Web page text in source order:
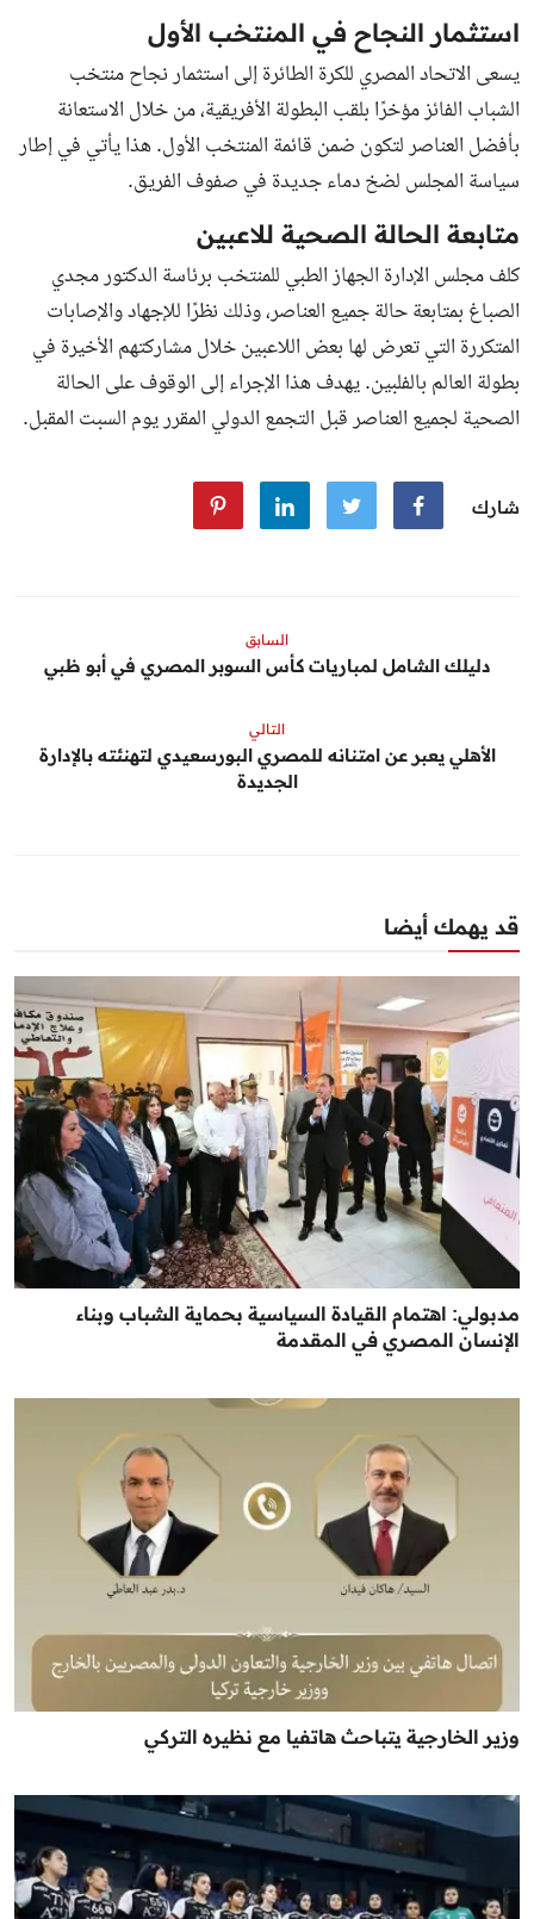
استثمار النجاح في المنتخب الأول
يسعى الاتحاد المصري للكرة الطائرة إلى استثمار نجاح منتخب
الشباب الفائز مؤخرًا بلقب البطولة الأفريقية، من خلال الاستعانة
بأفضل العناصر لتكون ضمن قائمة المنتخب الأول. هذا يأتي في إطار
سياسة المجلس لضخ دماء جديدة في صفوف الفريق.
متابعة الحالة الصحية للاعبين
كلف مجلس الإدارة الجهاز الطبي للمنتخب برئاسة الدكتور مجدي
الصباغ بمتابعة حالة جميع العناصر، وذلك نظرًا للإجهاد والإصابات
المتكررة التي تعرض لها بعض اللاعبين خلال مشاركتهم الأخيرة في
بطولة العالم بالفلبين. يهدف هذا الإجراء إلى الوقوف على الحالة
الصحية لجميع العناصر قبل التجمع الدولي المقرر يوم السبت المقبل.
شارك
السابق
دليلك الشامل لمباريات كأس السوبر المصري في أبو ظبي
التالي
الأهلي يعبر عن امتنانه للمصري البورسعيدي لتهنئته بالإدارة
الجديدة
قد يهمك أيضا
مدبولي: اهتمام القيادة السياسية بحماية الشباب وبناء
الإنسان المصري في المقدمة
وزير الخارجية يتباحث هاتفيا مع نظيره التركي